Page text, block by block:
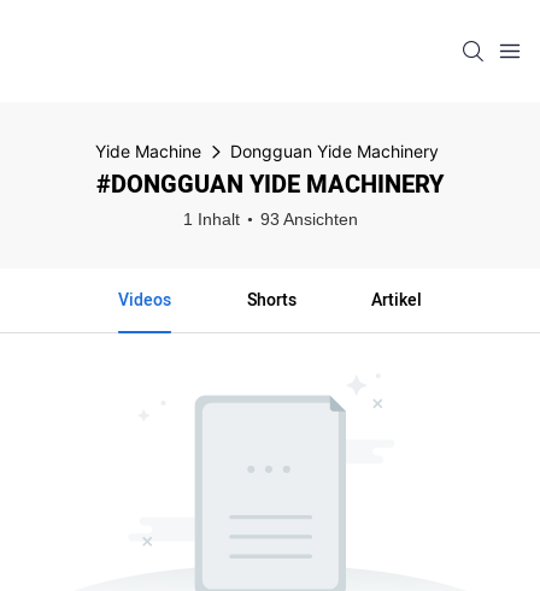
Yide Machine Dongguan Yide Machinery
#DONGGUAN YIDE MACHINERY
1 Inhalt 93 Ansichten
Videos Shorts Artikel